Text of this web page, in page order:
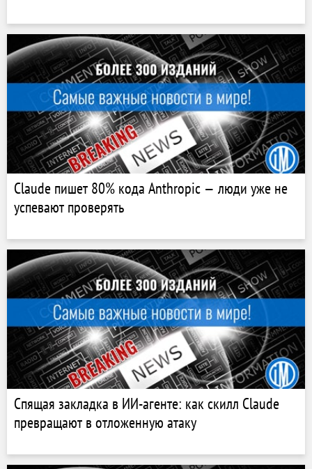
Claude пишет 80% кода Anthropic — люди уже не
успевают проверять
Спящая закладка в ИИ-агенте: как скилл Claude
превращают в отложенную атаку